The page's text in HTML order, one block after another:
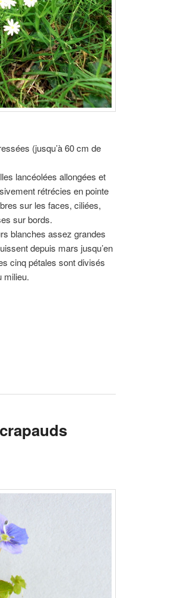
(jusqu’à 60 cm de
lancéolées allongées et
rétrécies en pointe
sur les faces, ciliées,
sur bords.
blanches assez grandes
depuis mars jusqu’en
cinq pétales sont divisés
milieu.